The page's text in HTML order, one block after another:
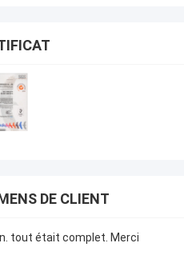
DE CLIENT
tout était complet. Merci